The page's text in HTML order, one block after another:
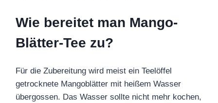
Wie bereitet man Mango-
Blätter-Tee zu?
Für die Zubereitung wird meist ein Teelöffel
getrocknete Mangoblätter mit heißem Wasser
übergossen. Das Wasser sollte nicht mehr kochen,